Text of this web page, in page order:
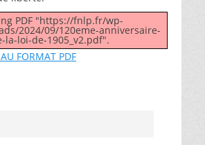
PDF "https://fnlp.fr/wp-
2024/09/120eme-anniversaire-
la-loi-de-1905_v2.pdf".
FORMAT PDF